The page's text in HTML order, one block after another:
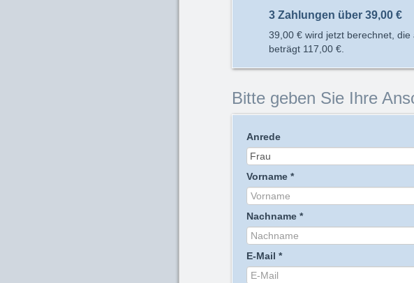
3 Zahlungen über 39,00 €
39,00 € wird jetzt berechnet,
beträgt 117,00 €
Bitte geben Sie Ihre
Anrede
Vorname *
Nachname *
E-Mail *